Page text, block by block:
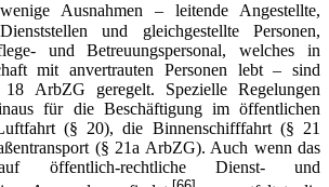
Ausnahmen – leitende Angestellte,
und gleichgestellte Personen,
und Betreuungspersonal, welches in
mit anvertrauten Personen lebt – sind
ArbZG geregelt. Spezielle Regelungen
für die Beschäftigung im öffentlichen
(§ 20), die Binnenschifffahrt (§ 21
(§ 21a ArbZG). Auch wenn das
auf öffentlich-rechtliche Dienst- und